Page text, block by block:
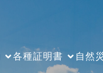
各種証明書 自然